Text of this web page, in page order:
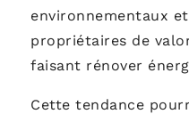
environnementaux
propriétaires de
faisant rénover
Cette tendance